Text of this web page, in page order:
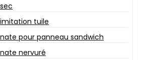
tuile
pour panneau sandwich
nervuré